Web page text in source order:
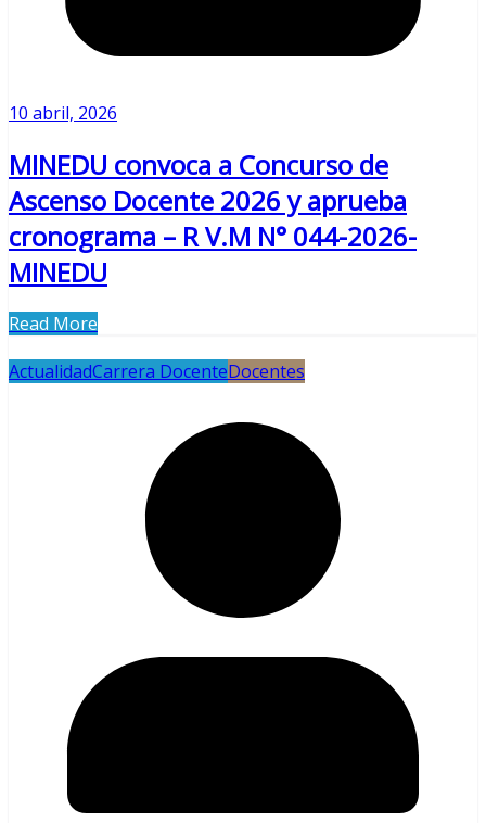
10 abril, 2026
MINEDU convoca a Concurso de
Ascenso Docente 2026 y aprueba
cronograma – R V.M N° 044-2026-
MINEDU
Read More
ActualidadCarrera DocenteDocentes